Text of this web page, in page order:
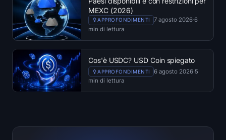
MEXC (2026)
APPROFONDIMENTI 7 agosto 2026·6
min di lettura
Cos'è USDC? USD Coin spiegato
APPROFONDIMENTI 6 agosto 2026·5
min di lettura